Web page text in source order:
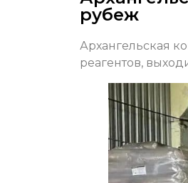
рубеж
Архангельская
реагентов,